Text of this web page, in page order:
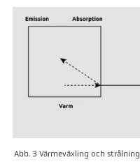
Abb. 3 Värmeväxling och strålning